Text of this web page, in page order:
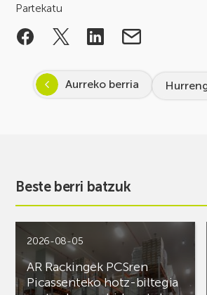
Partekatu
Aurreko berria
Beste berri batzuk
2026-08-05
AR Rackingek PCSren
Picassenteko hotz-biltegia